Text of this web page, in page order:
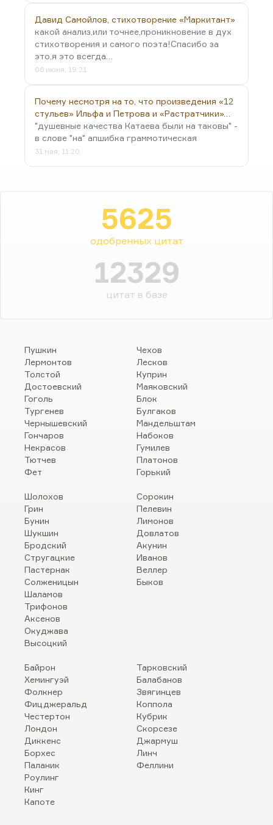
Давид Самойлов, стихотворение «Маркитант»
какой анализ,или точнее,проникновение в дух
стихотворения и самого поэта!Спасибо за
это,я это всегда…
06 июня, 19:21
Почему несмотря на то, что произведения «12
стульев» Ильфа и Петрова и «Растратчики»…
"душевные качества Катаева были на таковы" -
в слове "на" апшибка граммотическая
31 мая, 11:20
5625
одобренных цитат
12329
цитат в базе
Пушкин
Лермонтов
Толстой
Достоевский
Гоголь
Тургенев
Чернышевский
Гончаров
Некрасов
Тютчев
Фет
Чехов
Лесков
Куприн
Маяковский
Блок
Булгаков
Мандельштам
Набоков
Гумилев
Платонов
Горький
Шолохов
Грин
Бунин
Шукшин
Бродский
Стругацкие
Пастернак
Солженицын
Шаламов
Трифонов
Аксенов
Окуджава
Высоцкий
Сорокин
Пелевин
Лимонов
Довлатов
Акунин
Иванов
Веллер
Быков
Байрон
Хемингуэй
Фолкнер
Фицджеральд
Честертон
Лондон
Диккенс
Борхес
Паланик
Роулинг
Кинг
Капоте
Тарковский
Балабанов
Звягинцев
Коппола
Кубрик
Скорсезе
Джармуш
Линч
Феллини